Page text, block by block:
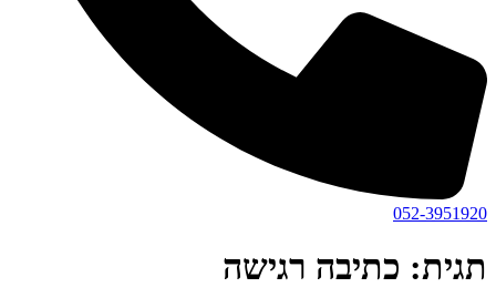
052-3951920
תגית: כתיבה רגישה